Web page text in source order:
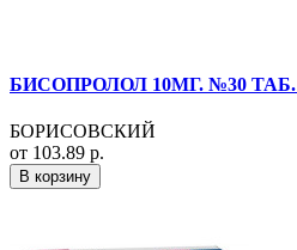
БИСОПРОЛОЛ 10МГ. №30
БОРИСОВСКИЙ
от 103.89 р.
В корзину